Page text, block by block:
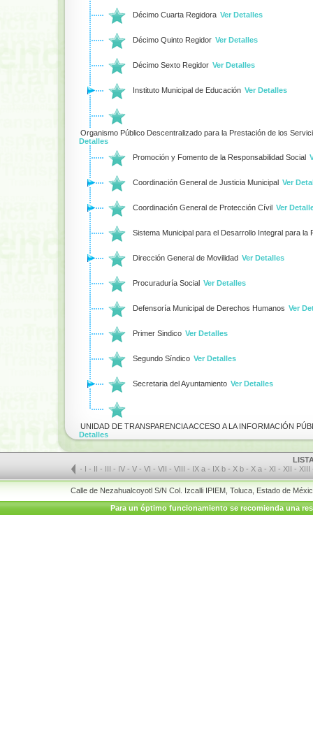
Décimo Cuarta Regidora Ver Detalles
Décimo Quinto Regidor Ver Detalles
Décimo Sexto Regidor Ver Detalles
Instituto Municipal de Educación Ver Detalles
Organismo Público Descentralizado para la Prestación de los
Detalles
Promoción y Fomento de la Responsabilidad Social
Coordinación General de Justicia Municipal Ver
Coordinación General de Protección Cívil Ver
Sistema Municipal para el Desarrollo Integral para la
Dirección General de Movilidad Ver Detalles
Procuraduría Social Ver Detalles
Defensoría Municipal de Derechos Humanos Ver
Primer Sindico Ver Detalles
Segundo Síndico Ver Detalles
Secretaria del Ayuntamiento Ver Detalles
UNIDAD DE TRANSPARENCIA ACCESO A LA INFORMACIÓN
Detalles
- I- II- III- IV-V-VI-VII-VIII- IX a - IX b - X b - X a - XI- XII- XIII
Calle de Nezahualcoyotl S/N Col. Izcalli IPIEM, Toluca, Estado de
Para un óptimo funcionamiento se recomienda una